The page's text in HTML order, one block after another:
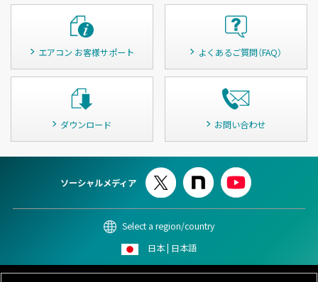
エアコン お客様サポート よくあるご質問（FAQ）
ダウンロード お問い合わせ
ソーシャルメディア
Select a region/country
日本 | 日本語